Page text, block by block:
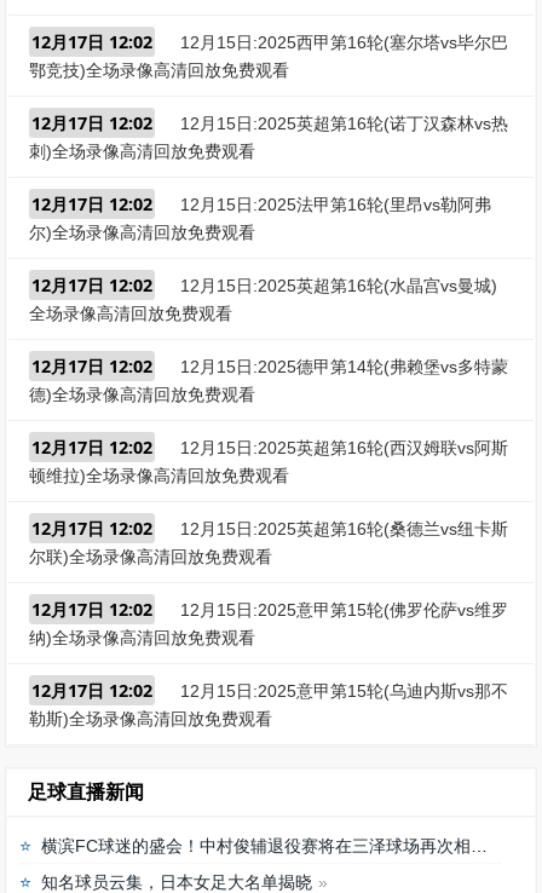
12月17日 12:02
12月15日:2025西甲第16轮(塞尔塔vs毕尔巴
鄂竞技)全场录像高清回放免费观看
12月17日 12:02
12月15日:2025英超第16轮(诺丁汉森林vs热
刺)全场录像高清回放免费观看
12月17日 12:02
12月15日:2025法甲第16轮(里昂vs勒阿弗
尔)全场录像高清回放免费观看
12月17日 12:02
12月15日:2025英超第16轮(水晶宫vs曼城)
全场录像高清回放免费观看
12月17日 12:02
12月15日:2025德甲第14轮(弗赖堡vs多特蒙
德)全场录像高清回放免费观看
12月17日 12:02
12月15日:2025英超第16轮(西汉姆联vs阿斯
顿维拉)全场录像高清回放免费观看
12月17日 12:02
12月15日:2025英超第16轮(桑德兰vs纽卡斯
尔联)全场录像高清回放免费观看
12月17日 12:02
12月15日:2025意甲第15轮(佛罗伦萨vs维罗
纳)全场录像高清回放免费观看
12月17日 12:02
12月15日:2025意甲第15轮(乌迪内斯vs那不
勒斯)全场录像高清回放免费观看
足球直播新闻
横滨FC球迷的盛会！中村俊辅退役赛将在三泽球场再次相聚
知名球员云集，日本女足大名单揭晓